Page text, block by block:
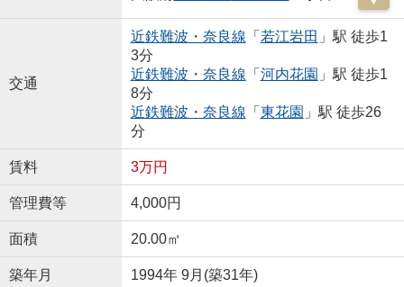
交通
近鉄難波・奈良線 「 若江岩田 」駅 徒歩1
3分
近鉄難波・奈良線 「 河内花園 」駅 徒歩1
8分
近鉄難波・奈良線 「 東花園 」駅 徒歩26
分
賃料 3万円
管理費等 4,000円
面積 20.00㎡
築年月 1994年 9月(築31年)